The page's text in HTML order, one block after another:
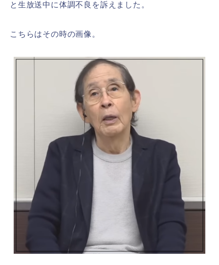
と生放送中に体調不良を訴えました。
こちらはその時の画像。